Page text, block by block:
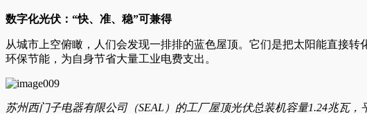
数字化光伏：“快、准、稳”可兼得
从城市上空俯瞰，人们会发现一排排的蓝色屋顶。它们是把太阳能直接
环保节能，为自身节省大量工业电费支出。
苏州西门子电器有限公司（SEAL）的工厂屋顶光伏总装机容量1.24兆瓦，